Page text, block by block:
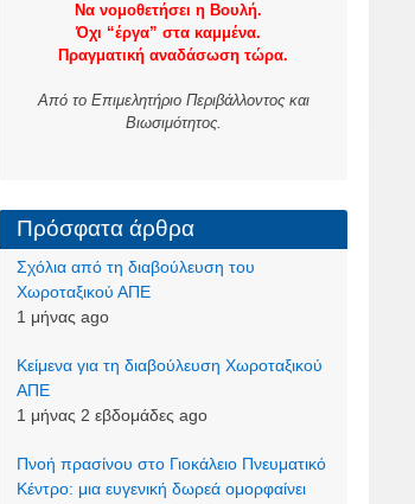
Να νομοθετήσει η Βουλή.
Όχι “έργα” στα καμμένα.
Πραγματική αναδάσωση τώρα.
Από το Επιμελητήριο Περιβάλλοντος και
Βιωσιμότητος.
Πρόσφατα άρθρα
Σχόλια από τη διαβούλευση του
Χωροταξικού ΑΠΕ
1 μήνας ago
Kείμενα για τη διαβούλευση Χωροταξικού
ΑΠΕ
1 μήνας 2 εβδομάδες ago
Πνοή πρασίνου στο Γιοκάλειο Πνευματικό
Κέντρο: μια ευγενική δωρεά ομορφαίνει